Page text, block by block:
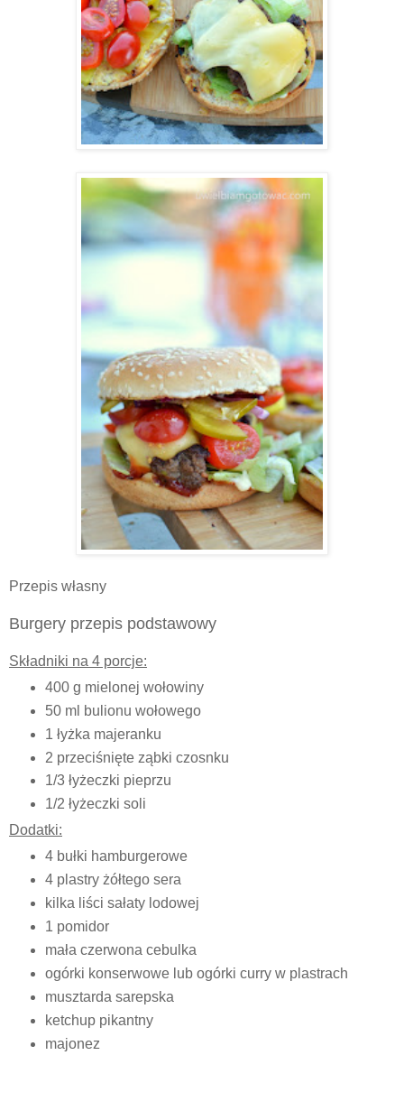
Przepis własny
Burgery przepis podstawowy
Składniki na 4 porcje:
400 g mielonej wołowiny
50 ml bulionu wołowego
1 łyżka majeranku
2 przeciśnięte ząbki czosnku
1/3 łyżeczki pieprzu
1/2 łyżeczki soli
Dodatki:
4 bułki hamburgerowe
4 plastry żółtego sera
kilka liści sałaty lodowej
1 pomidor
mała czerwona cebulka
ogórki konserwowe lub ogórki curry w plastrach
musztarda sarepska
ketchup pikantny
majonez